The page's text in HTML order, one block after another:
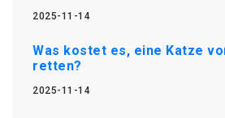
2025-11-14
Was kostet es, eine Katze
retten?
2025-11-14